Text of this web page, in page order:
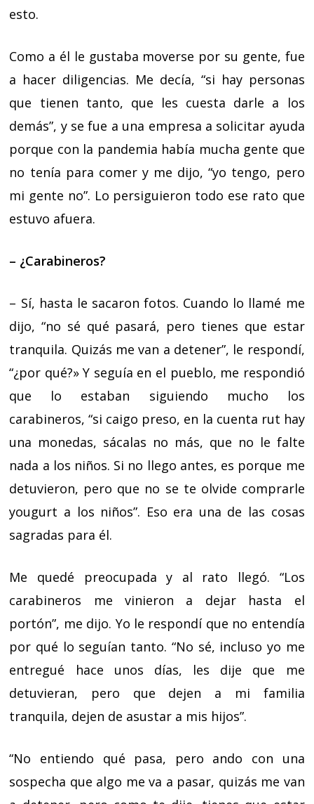
esto.
Como a él le gustaba moverse por su gente, fue
a hacer diligencias. Me decía, “si hay personas
que tienen tanto, que les cuesta darle a los
demás”, y se fue a una empresa a solicitar ayuda
porque con la pandemia había mucha gente que
no tenía para comer y me dijo, “yo tengo, pero
mi gente no”. Lo persiguieron todo ese rato que
estuvo afuera.
– ¿Carabineros?
– Sí, hasta le sacaron fotos. Cuando lo llamé me
dijo, “no sé qué pasará, pero tienes que estar
tranquila. Quizás me van a detener”, le respondí,
“¿por qué?» Y seguía en el pueblo, me respondió
que lo estaban siguiendo mucho los
carabineros, “si caigo preso, en la cuenta rut hay
una monedas, sácalas no más, que no le falte
nada a los niños. Si no llego antes, es porque me
detuvieron, pero que no se te olvide comprarle
yougurt a los niños”. Eso era una de las cosas
sagradas para él.
Me quedé preocupada y al rato llegó. “Los
carabineros me vinieron a dejar hasta el
portón”, me dijo. Yo le respondí que no entendía
por qué lo seguían tanto. “No sé, incluso yo me
entregué hace unos días, les dije que me
detuvieran, pero que dejen a mi familia
tranquila, dejen de asustar a mis hijos”.
“No entiendo qué pasa, pero ando con una
sospecha que algo me va a pasar, quizás me van